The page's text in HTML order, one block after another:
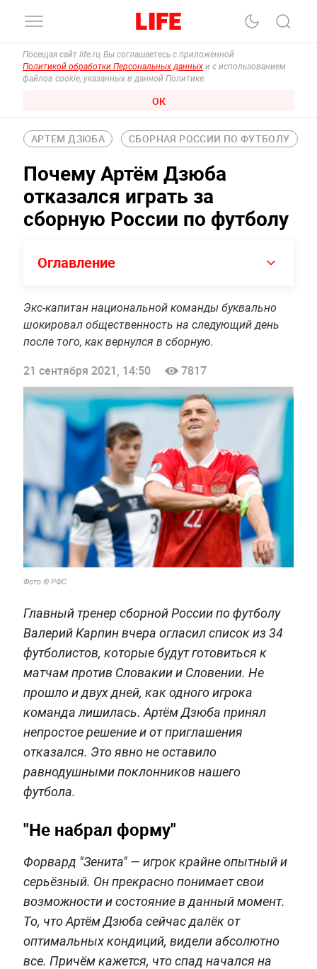
Посещая сайт life.ru, Вы соглашаетесь с приложенной
Политикой обработки Персональных данных и с использованием
файлов cookie, указанных в данной Политике.
ОК
АРТЕМ ДЗЮБА СБОРНАЯ РОССИИ ПО ФУТБОЛУ
Почему Артём Дзюба
отказался играть за
сборную России по футболу
Оглавление
Экс-капитан национальной команды буквально
шокировал общественность на следующий день
после того, как вернулся в сборную.
21 сентября 2021, 14:50 7817
Фото © РФС
Главный тренер сборной России по футболу
Валерий Карпин вчера огласил список из 34
футболистов, которые будут готовиться к
матчам против Словакии и Словении. Не
прошло и двух дней, как одного игрока
команда лишилась. Артём Дзюба принял
непростое решение и от приглашения
отказался. Это явно не оставило
равнодушными поклонников нашего
футбола.
"Не набрал форму"
Форвард "Зенита" — игрок крайне опытный и
серьёзный. Он прекрасно понимает свои
возможности и состояние в данный момент.
То, что Артём Дзюба сейчас далёк от
оптимальных кондиций, видели абсолютно
все. Причём кажется, что спад начался на